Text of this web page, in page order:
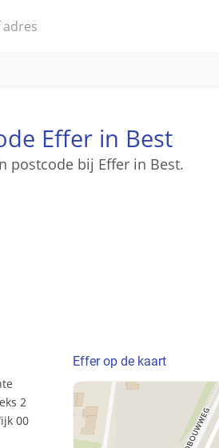
Effer in Best
postcode bij Effer in Best.
2
00
Effer op de kaart